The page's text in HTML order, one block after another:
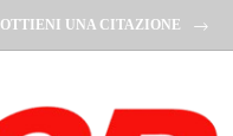
OTTIENI UNA CITAZIONE